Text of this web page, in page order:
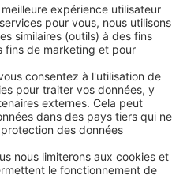
GmbH. Tous droits